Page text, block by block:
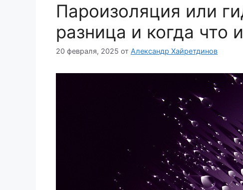
Пароизоляция или
разница и когда что
20 февраля, 2025 от Александр Хайретдинов